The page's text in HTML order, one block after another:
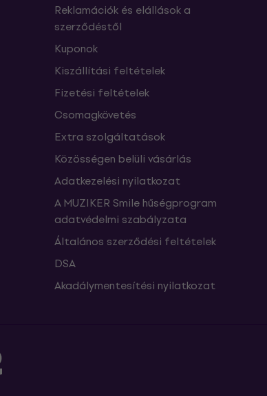
Reklamációk és elállások a
szerződéstől
Kuponok
Kiszállítási feltételek
Fizetési feltételek
Csomagkövetés
Extra szolgáltatások
Közösségen belüli vásárlás
Adatkezelési nyilatkozat
A MUZIKER Smile hűségprogram
adatvédelmi szabályzata
Általános szerződési feltételek
DSA
Akadálymentesítési nyilatkozat